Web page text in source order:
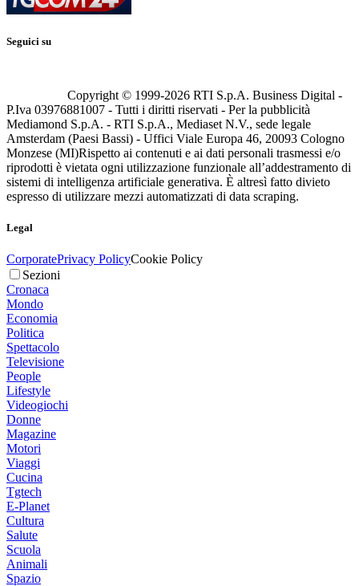
Seguici su
Copyright © 1999-2026 RTI S.p.A. Business Digital -
P.Iva 03976881007 - Tutti i diritti riservati - Per la pubblicità
Mediamond S.p.A. - RTI S.p.A., Mediaset N.V., sede legale
Amsterdam (Paesi Bassi) - Uffici Viale Europa 46, 20093 Cologno
Monzese (MI)Rispetto ai contenuti e ai dati personali trasmessi e/o
riprodotti è vietata ogni utilizzazione funzionale all’addestramento di
sistemi di intelligenza artificiale generativa. È altresì fatto divieto
espresso di utilizzare mezzi automatizzati di data scraping.
Legal
CorporatePrivacy PolicyCookie Policy
Sezioni
Cronaca
Mondo
Economia
Politica
Spettacolo
Televisione
People
Lifestyle
Videogiochi
Donne
Magazine
Motori
Viaggi
Cucina
Tgtech
E-Planet
Cultura
Salute
Scuola
Animali
Spazio